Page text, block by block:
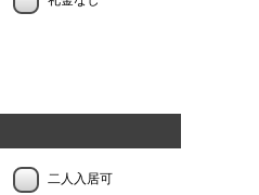
二人入居可